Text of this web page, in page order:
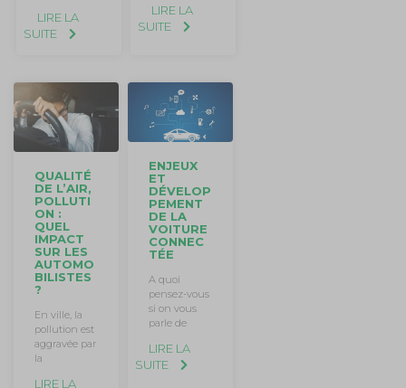
LIRE LA
SUITE
LIRE LA
SUITE
QUALITÉ
DE L’AIR,
POLLUTI
ON :
QUEL
IMPACT
SUR LES
AUTOMO
BILISTES
?
En ville, la
pollution est
aggravée par
la
LIRE LA
ENJEUX
ET
DÉVELOP
PEMENT
DE LA
VOITURE
CONNEC
TÉE
A quoi
pensez-vous
si on vous
parle de
LIRE LA
SUITE